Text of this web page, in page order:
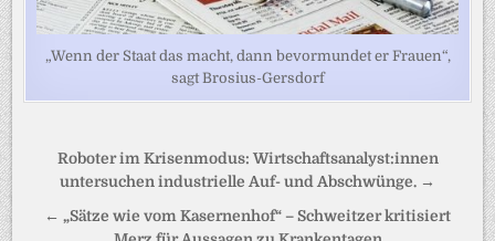
„Wenn der Staat das macht, dann bevormundet er Frauen“,
sagt Brosius-Gersdorf
Beitragsnavigation
Roboter im Krisenmodus: Wirtschaftsanalyst:innen
untersuchen industrielle Auf- und Abschwünge. →
← „Sätze wie vom Kasernenhof“ – Schweitzer kritisiert